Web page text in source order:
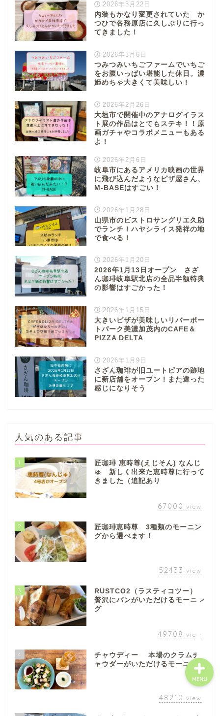
2026年3月22日
内装もかなり変更されていた か
つひで各務原店に久しぶりに行っ
てきました！
2026年3月6日
つみつみいちごファームでいちご
をお腹いっぱい堪能した休日。濃
姫めちゃ大きくて美味しい！
2026年2月26日
大垣市で開催中のアナログイラス
ト展の作品はとてもステキ！！原
画ガチャやコラボメニューもある
よ！
2026年2月6日
岐阜市にあるアメリカ映画の世界
に飛び込んだようなピザ屋さん、
M-BASEはすごい！
2026年1月28日
山県市のビストロサングリエ久助
でランチ！ハヤシライス発祥の地
で食べる！
2026年1月20日
2026年1月13日オープン さざ
ん珈琲岐阜駅北店の全品半額特典
の影響はすごかった！
2026年1月15日
大きいピザが美味しいリバーポー
トパーク美濃加茂内のCAFE＆
PIZZA DELTA
2026年1月9日
さざん珈琲が旧ユートピアの跡地
に新店舗をオープン！また違った
感じになりそう
人気のある記事
1
匠珈琲 恵時尊(えじそん) なんじ
ゅ 新しく出来た恵時尊に行って
きました（追記あり
67000 view
2
匠珈琲恵時尊 3種類のモーニン
グから選べます！
52433 view
3
RUSTCO2（ラスティコツー）
贅沢にパンがいただけるモーニン
グ
49708 view
4
チャウディー 本場のクラムチ
ャウダーがいただけるモーニング
48210 view
MENU
本巣市
笠松町
大垣市
関ケ原市
輪之内町
垂井町
中濃地域
郡上市
美濃加茂市
八百津町
川辺町